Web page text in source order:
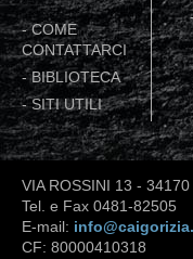
-COME
CONTATTARCI
-BIBLIOTECA
-SITI UTILI
VIA ROSSINI 13 -
Tel. e Fax 0481-82505
E-mail:
CF: 80000410318